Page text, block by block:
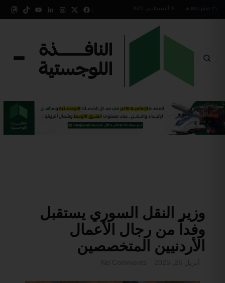
9 أغسطس 2026
وزير النقل السوري يستقبل
وفداً من رجال الأعمال
الأردنيين المتخصصين